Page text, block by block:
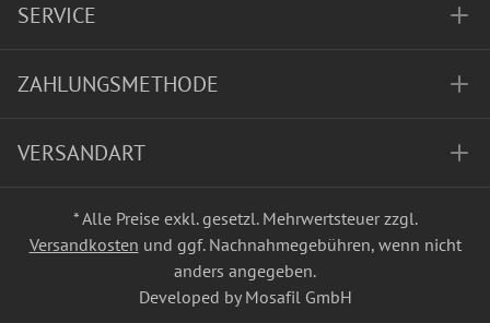
SERVICE
ZAHLUNGSMETHODE
VERSANDART
* Alle Preise exkl. gesetzl. Mehrwertsteuer zzgl.
Versandkosten und ggf. Nachnahmegebühren, wenn nicht
anders angegeben.
Developed by Mosafil GmbH